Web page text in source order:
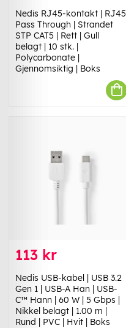
Nedis RJ45-kontakt | RJ45
Pass Through | Strandet
STP CAT5 | Rett | Gull
belagt | 10 stk. |
Polycarbonate |
Gjennomsiktig | Boks
113 kr
Nedis USB-kabel | USB 3.2
Gen 1 | USB-A Han | USB-
C™ Hann | 60 W | 5 Gbps |
Nikkel belagt | 1.00 m |
Rund | PVC | Hvit | Boks